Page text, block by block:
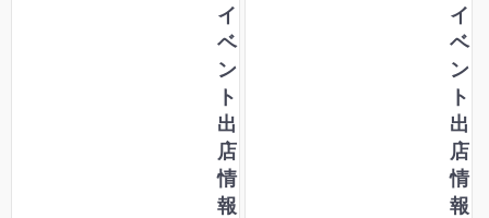
0
2
3
に
出
店
し
ま
0
2
2
に
出
店
し
ま
イ
ベ
ン
ト
出
店
情
報
イ
ベ
ン
ト
出
店
情
報